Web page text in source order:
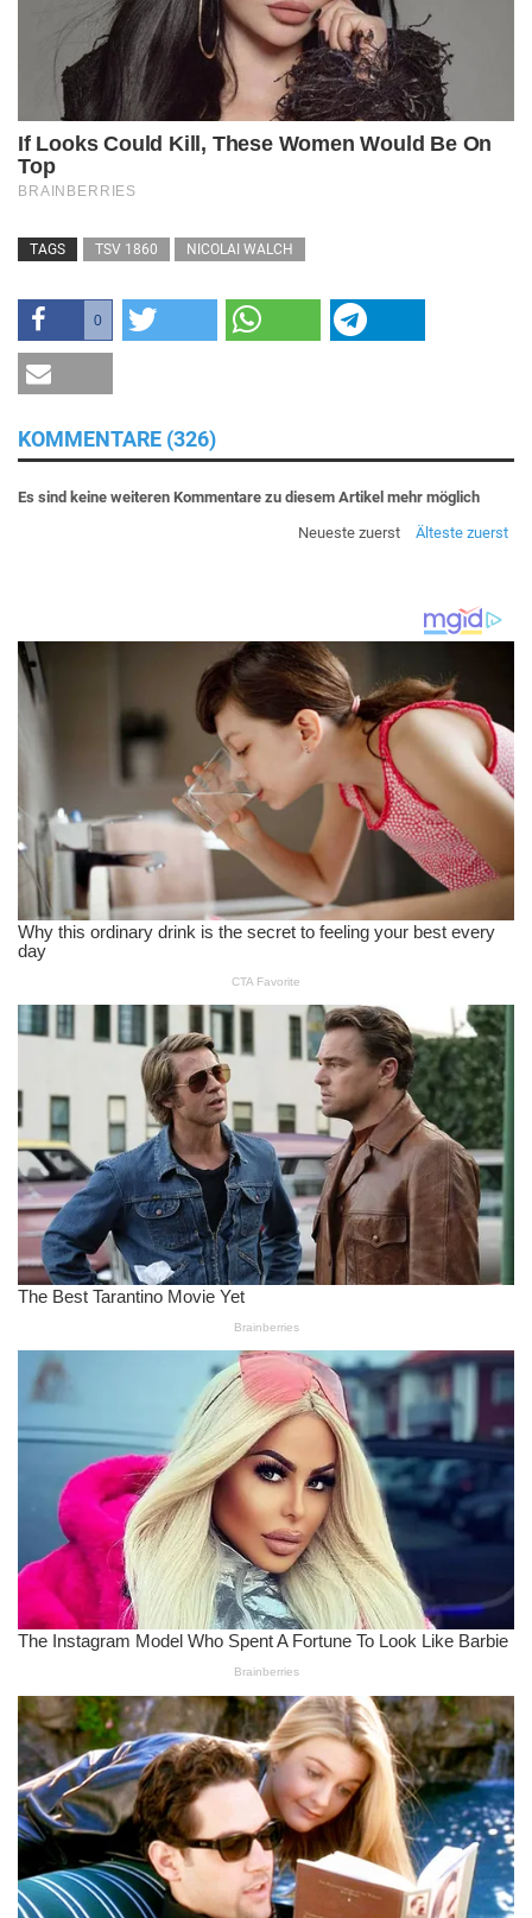
TAGS TSV 1860 NICOLAI WALCH
0
KOMMENTARE (326)
Es sind keine weiteren Kommentare zu diesem Artikel mehr möglich
Neueste zuerst
Älteste zuerst